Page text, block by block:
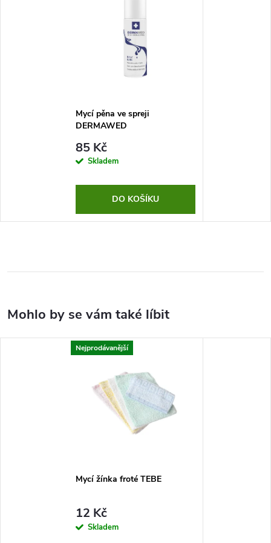
Mycí pěna ve spreji
DERMAWED
85 Kč
Skladem
DO KOŠÍKU
Nejprodávanější
Mycí žínka froté TEBE
12 Kč
Skladem